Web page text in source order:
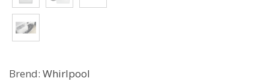
Brend: Whirlpool